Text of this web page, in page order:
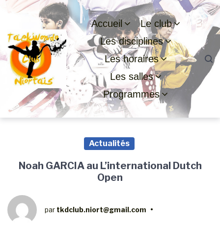
Passer
navigation
principale
Aller
contenu
Passer
pied
de
page
Accueil
Le club
Les disciplines
Les horaires
Les salles
Programmes
Actualités
Noah GARCIA au L’international Dutch
Open
par tkdclub.niort@gmail.com •